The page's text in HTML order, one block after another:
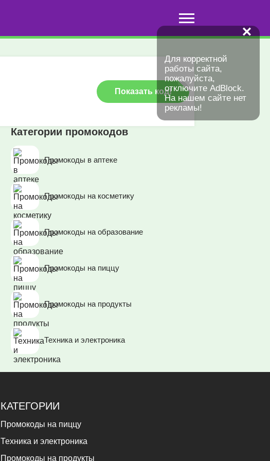
Показать код!
Категории промокодов
Промокоды в аптеке
Промокоды на косметику
Промокоды на образование
Промокоды на пиццу
Промокоды на продукты
Техника и электроника
КАТЕГОРИИ
Промокоды на пиццу
Техника и электроника
Промокоды на продукты
Для корректной
работы сайта,
пожалуйста,
отключите AdBlock.
На нашем сайте нет
рекламы!
✕